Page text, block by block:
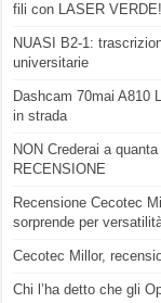
fili con LASER VERDE!
NUASI B2-1:
universitarie
Dashcam 70mai
in strada
NON Crederai a
RECENSIONE
Recensione Cecotec
sorprende per
Cecotec Millor,
Chi l’ha detto che gli